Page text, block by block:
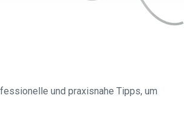
und praxisnahe Tipps, um